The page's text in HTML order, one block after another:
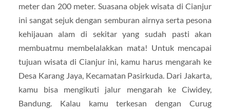
meter dan 200 meter. Suasana objek wisata di Cianjur
ini sangat sejuk dengan semburan airnya serta pesona
kehijauan alam di sekitar yang sudah pasti akan
membuatmu membelalakkan mata! Untuk mencapai
tujuan wisata di Cianjur ini, kamu harus mengarah ke
Desa Karang Jaya, Kecamatan Pasirkuda. Dari Jakarta,
kamu bisa mengikuti jalur mengarah ke Ciwidey,
Bandung. Kalau kamu terkesan dengan Curug